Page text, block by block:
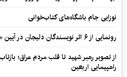
نوزایی جام باشگاه‌های کتاب‌خوانی
رونمایی از ۶ اثر نویسندگان دلیجان در آیین «سر این قلم سلامت»
از تصویر رهبر شهید تا قلب مردم عراق؛
راهپیمایی اربعین